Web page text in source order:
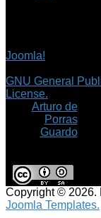
Joomla!
GNU General
License.
Arturo de
Porras
Guardo
Copyright © 2026.
Joomla Templates.